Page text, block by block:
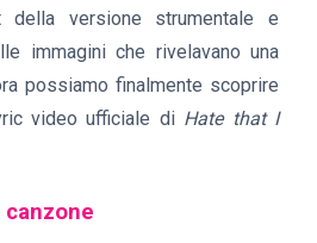
versione strumentale e
immagini che rivelavano una
possiamo finalmente scoprire
video ufficiale di Hate that I